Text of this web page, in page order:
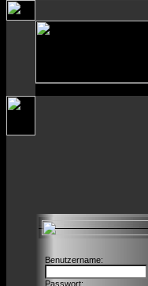
Benutzername:
Passwort: